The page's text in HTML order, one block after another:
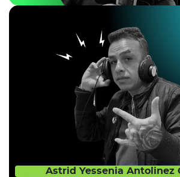
Astrid Yessenia Antolinez